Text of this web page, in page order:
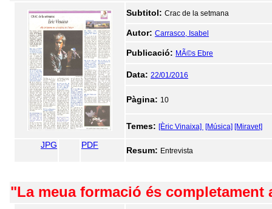
Subtitol: Crac de la setmana
Autor: Carrasco, Isabel
Publicació: MÃ©s Ebre
Data: 22/01/2016
Pàgina: 10
Temes: [Èric Vinaixa] [Música] [Miravet]
JPG PDF
Resum: Entrevista
"La meua formació és completament